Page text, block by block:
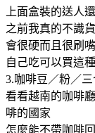
上面盒裝的送人
之前我真的不識
會很硬而且很刷嘴
自己吃可以買這
3.咖啡豆／粉／
看看越南的咖啡
啡的國家
怎麼能不帶咖啡